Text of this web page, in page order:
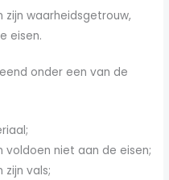
waarheidsgetrouw,
eisen.
onder een van de
niet aan de eisen;
vals;